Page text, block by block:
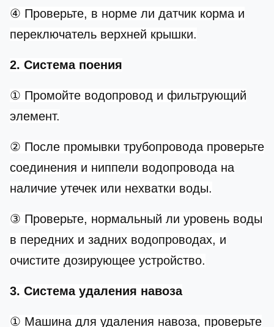
④ Проверьте, в норме ли датчик корма и
переключатель верхней крышки.
2. Система поения
① Промойте водопровод и фильтрующий
элемент.
② После промывки трубопровода проверьте
соединения и ниппели водопровода на
наличие утечек или нехватки воды.
③ Проверьте, нормальный ли уровень воды
в передних и задних водопроводах, и
очистите дозирующее устройство.
3. Система удаления навоза
① Машина для удаления навоза, проверьте